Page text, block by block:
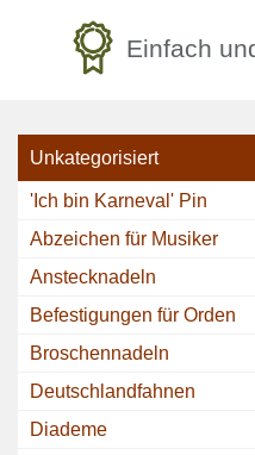
Einfach
Unkategorisiert
'Ich bin Karneval' Pin
Abzeichen für Musiker
Anstecknadeln
Befestigungen für Orden
Broschennadeln
Deutschlandfahnen
Diademe